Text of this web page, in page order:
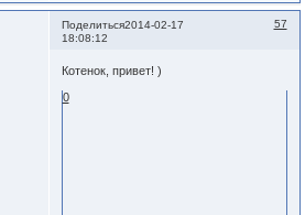
Поделиться 57
2014-02-17
18:08:12
Котенок, привет! )
0